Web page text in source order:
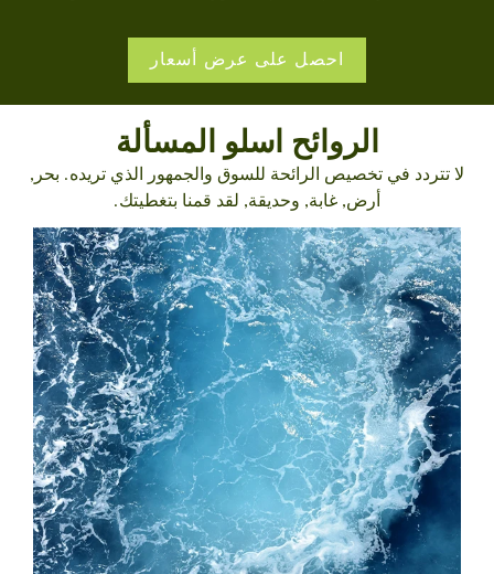
احصل على عرض أسعار
الروائح اسلو المسألة
لا تتردد في تخصيص الرائحة للسوق والجمهور الذي تريده. بحر,
أرض, غابة, وحديقة, لقد قمنا بتغطيتك.